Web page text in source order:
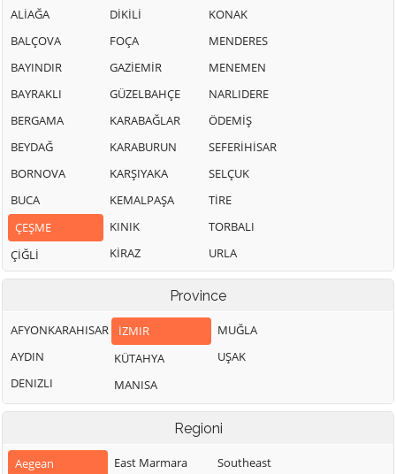
ALİAĞA
BALÇOVA
BAYINDIR
BAYRAKLI
BERGAMA
BEYDAĞ
BORNOVA
BUCA
ÇEŞME
ÇİĞLİ
DİKİLİ
FOÇA
GAZİEMİR
GÜZELBAHÇE
KARABAĞLAR
KARABURUN
KARŞIYAKA
KEMALPAŞA
KINIK
KİRAZ
KONAK
MENDERES
MENEMEN
NARLIDERE
ÖDEMİŞ
SEFERİHİSAR
SELÇUK
TİRE
TORBALI
URLA
Province
AFYONKARAHISAR
AYDIN
DENIZLI
İZMIR
KÜTAHYA
MANISA
MUĞLA
UŞAK
Regioni
Aegean
East Marmara
Southeast